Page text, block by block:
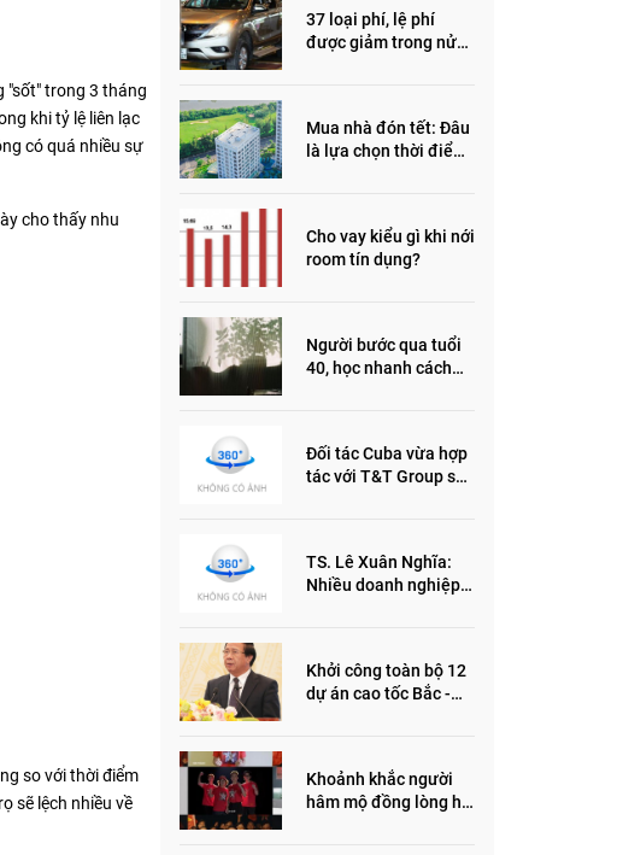
"sốt" trong 3 tháng
khi tỷ lệ liên lạc
có quá nhiều sự
cho thấy nhu
so với thời điểm
sẽ lệch nhiều về
37 loại phí, lệ phí
được giảm trong nửa
Mua nhà đón tết: Đâu
là lựa chọn thời điểm
Cho vay kiểu gì khi nới
room tín dụng?
Người bước qua tuổi
40, học nhanh cách
Đối tác Cuba vừa hợp
tác với T&T Group sản
TS. Lê Xuân Nghĩa:
Nhiều doanh nghiệp
Khởi công toàn bộ 12
dự án cao tốc Bắc -
Khoảnh khắc người
hâm mộ đồng lòng hô